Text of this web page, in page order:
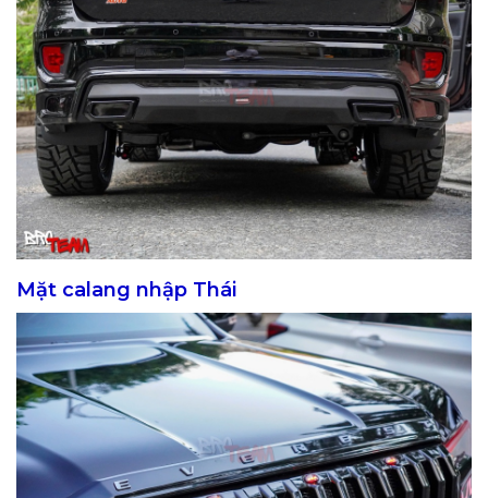
Mặt calang nhập Thái